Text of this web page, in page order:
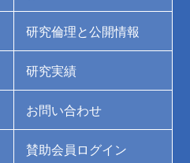
研究倫理と公開情報
研究実績
お問い合わせ
賛助会員ログイン